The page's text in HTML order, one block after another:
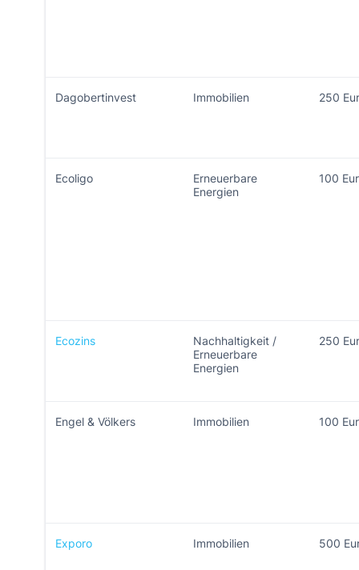
Dagobertinvest Immobilien 250
Ecoligo
Erneuerbare
Energien
100
Ecozins
Nachhaltigkeit /
Erneuerbare
Energien
250
Engel & Völkers Immobilien 100
Exporo Immobilien 500